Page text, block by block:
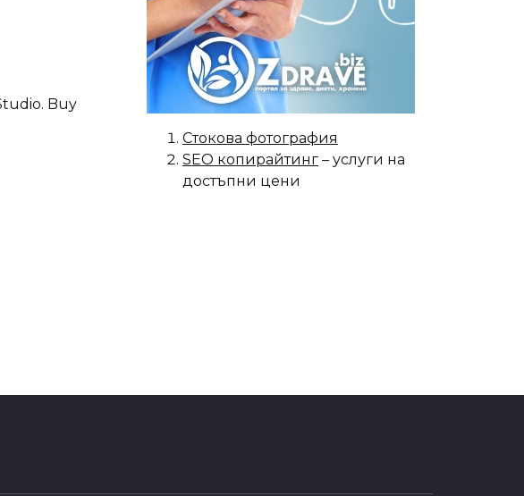
Buy
Стокова фотография
SEO копирайтинг – услуги на
достъпни цени